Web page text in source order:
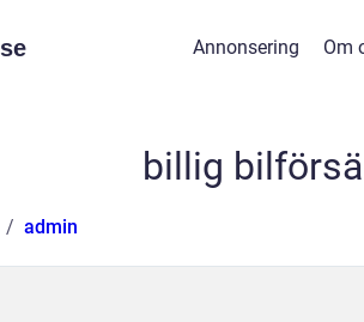
se Annonsering Om
billig
admin